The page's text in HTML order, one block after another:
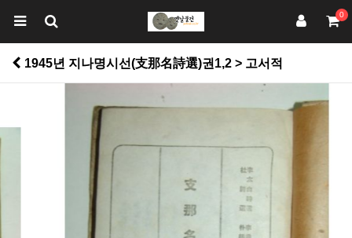
0
1945년 지나명시선(支那名詩選)권1,2 > 고서적